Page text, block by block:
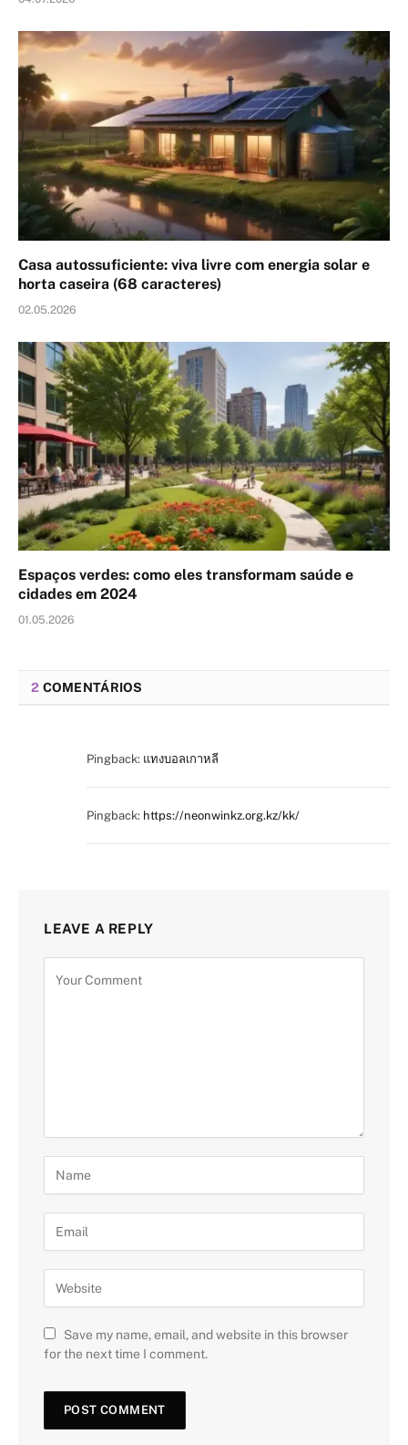
Casa autossuficiente: viva livre com energia solar e
horta caseira (68 caracteres)
02.05.2026
Espaços verdes: como eles transformam saúde e
cidades em 2024
01.05.2026
2 COMENTÁRIOS
Pingback: แทงบอลเกาหลี
Pingback: https://neonwinkz.org.kz/kk/
LEAVE A REPLY
Save my name, email, and website in this browser
for the next time I comment.